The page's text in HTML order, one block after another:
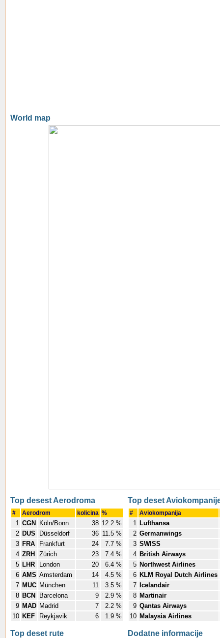
World map
Top desest Aerodroma
# Aerodrom kolicina %
1 CGN Köln/Bonn 38 12.2 %
2 DUS Düsseldorf 36 11.5 %
3 FRA Frankfurt 24
7.7 %
4 ZRH Zürich 23
7.4 %
5 LHR London 20
6.4 %
6 AMS Amsterdam 14
4.5 %
7 MUC München 11
3.5 %
8 BCN Barcelona 9
2.9 %
9 MAD Madrid 7
2.2 %
10 KEF Reykjavik 6 1.9 %
Top deset
# Aviokompanija
1 Lufthansa
2 Germanwings
3 SWISS
4 British Airways
5 Northwest Airlines
6 KLM Royal Dutch Airlines
7
Icelandair
8 Martinair
9 Qantas Airways
10 Malaysia Airlines
Top deset rute Dodatne informacije